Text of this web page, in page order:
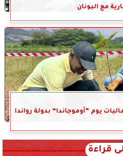
مع اليونان
يوم “أوموجاندا” بدولة رواندا
قراءة